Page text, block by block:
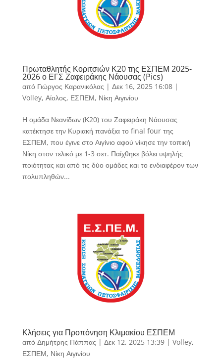
Πρωταθλητής Κοριτσιών Κ20 της ΕΣΠΕΜ 2025-
2026 ο ΕΓΣ Ζαφειράκης Νάουσας (Pics)
από Γιώργος Καρανικόλας | Δεκ 16, 2025 16:08|
Volley, Αίολος, ΕΣΠΕΜ, Νίκη Αιγινίου
Η ομάδα Νεανίδων (Κ20) του Ζαφειράκη Νάουσας
κατέκτησε την Κυριακή πανάξια το final four της
ΕΣΠΕΜ, που έγινε στο Αιγίνιο αφού νίκησε την τοπική
Νίκη στον τελικό με 1-3 σετ. Παίχθηκε βόλει υψηλής
ποιότητας και από τις δύο ομάδες και το ενδιαφέρον των
πολυπληθών...
Κλήσεις για Προπόνηση Κλιμακίου ΕΣΠΕΜ
από Δημήτρης Πάππας | Δεκ 12, 2025 13:39| Volley,
ΕΣΠΕΜ, Νίκη Αιγινίου